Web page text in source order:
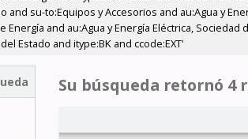
and su-to:Equipos y Accesorios and au:Agua y
Energía and au:Agua y Energía Eléctrica,
Estado and itype:BK and ccode:EXT'
Su búsqueda retornó 4